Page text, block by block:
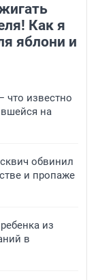
Как я
яблони и
что известно
на
обвинил
и пропаже
из
в